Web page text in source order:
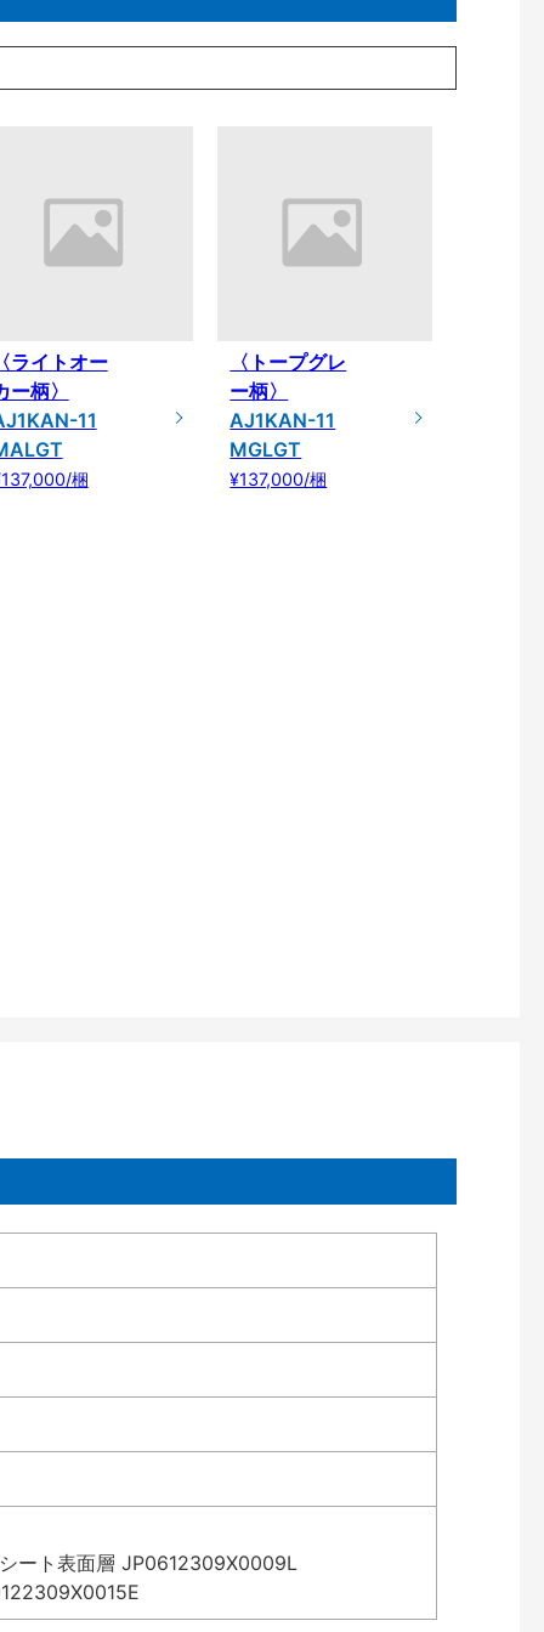
〈ライトオー
ー柄〉
11
梱
〈トープグレ
ー柄〉
AJ1KAN-11
MGLGT
¥137,000/梱
ート表面層 JP0612309X0009L